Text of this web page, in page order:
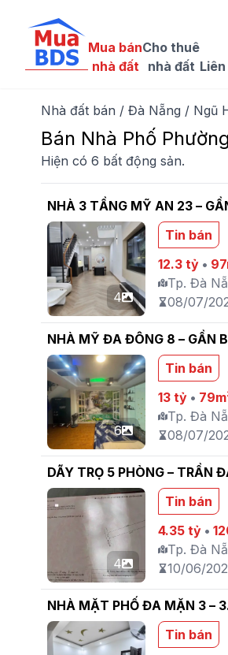
Mua bán
nhà đất
Cho thuê
nhà đất
Nhà đất bán / Đà Nẵng / Ngũ
Bán Nhà Phố
Hiện có 6 bất động sản.
NHÀ 3 TẦNG MỸ AN 23 –
4
Tin bán
12.3 tỷ •
Tp. Đà
08/07/
NHÀ MỸ ĐA ĐÔNG 8 – GẦN
6
Tin bán
13 tỷ •
Tp. Đà
08/07/
DÃY TRỌ 5 PHÒNG – TRẦN
4
Tin bán
4.35 tỷ •
Tp. Đà
10/06/
NHÀ MẶT PHỐ ĐA MẶN 3 –
Tin bán